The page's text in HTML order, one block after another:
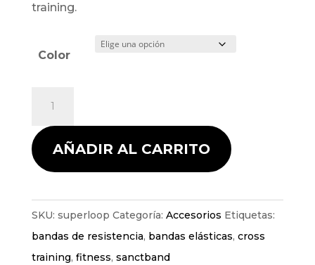
38,13 €
training.
Color
Sanctband
cantidad
AÑADIR AL CARRITO
SKU: superloop Categoría: Accesorios Etiquetas:
bandas de resistencia, bandas elásticas, cross
training, fitness, sanctband